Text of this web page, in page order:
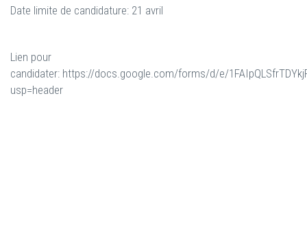
Date limite de candidature: 21 avril
Lien pour
candidater: https://docs.google.com/forms/d/e/
usp=header